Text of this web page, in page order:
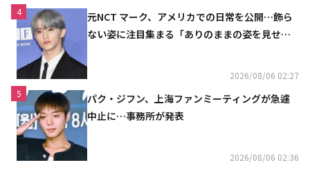
4
元NCT マーク、アメリカでの日常を公開…飾ら
ない姿に注目集まる「ありのままの姿を見せた
2026/08/06 02:27
5
パク・ジフン、上海ファンミーティングが急遽
中止に…事務所が発表
2026/08/06 02:36